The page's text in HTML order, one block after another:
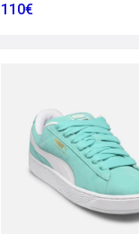
110€